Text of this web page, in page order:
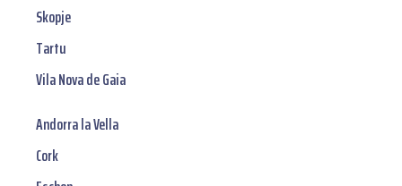
Skopje
Tartu
Vila Nova de Gaia
Andorra la Vella
Cork